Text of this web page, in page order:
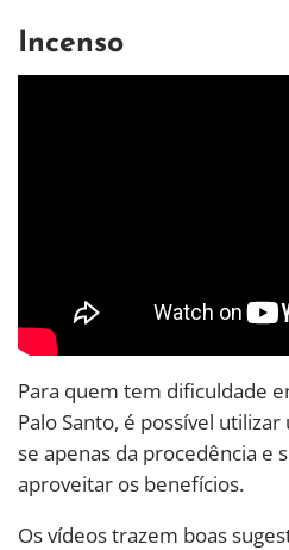
Incenso
Para quem tem dificuldade
Palo Santo, é possível
se apenas da procedência e
aproveitar os benefícios.
Os vídeos trazem boas